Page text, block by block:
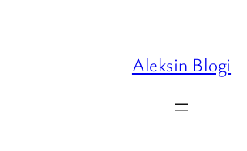
Aleksin Blogi